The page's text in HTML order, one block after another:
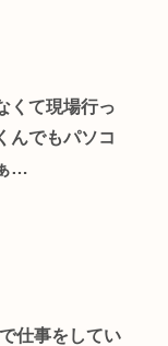
くて現場行っ
んでもパソコ
…
仕事をしてい